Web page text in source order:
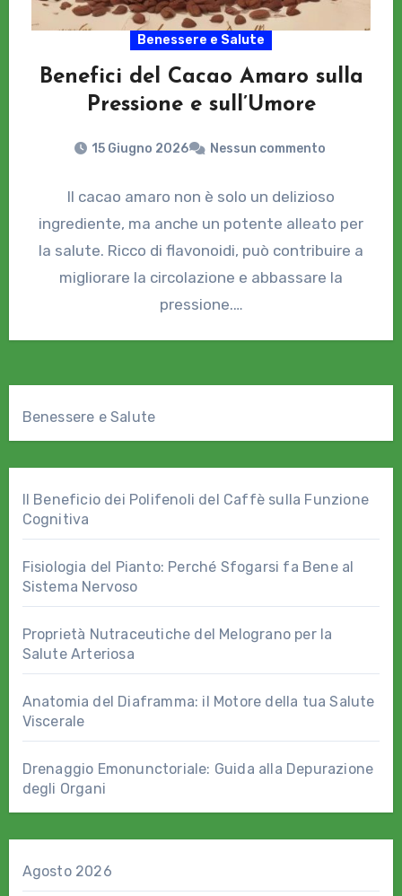
Benessere e Salute
Benefici del Cacao Amaro sulla
Pressione e sull’Umore
15 Giugno 2026 Nessun commento
Il cacao amaro non è solo un delizioso
ingrediente, ma anche un potente alleato per
la salute. Ricco di flavonoidi, può contribuire a
migliorare la circolazione e abbassare la
pressione.…
Benessere e Salute
Il Beneficio dei Polifenoli del Caffè sulla Funzione
Cognitiva
Fisiologia del Pianto: Perché Sfogarsi fa Bene al
Sistema Nervoso
Proprietà Nutraceutiche del Melograno per la
Salute Arteriosa
Anatomia del Diaframma: il Motore della tua Salute
Viscerale
Drenaggio Emonunctoriale: Guida alla Depurazione
degli Organi
Agosto 2026